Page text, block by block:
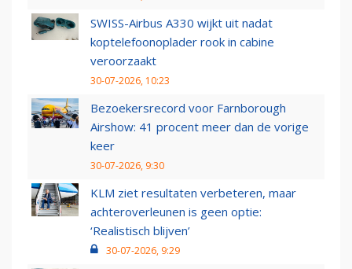
SWISS-Airbus A330 wijkt uit nadat
koptelefoonoplader rook in cabine
veroorzaakt
30-07-2026, 10:23
Bezoekersrecord voor Farnborough
Airshow: 41 procent meer dan de vorige
keer
30-07-2026, 9:30
KLM ziet resultaten verbeteren, maar
achteroverleunen is geen optie:
‘Realistisch blijven’
30-07-2026, 9:29